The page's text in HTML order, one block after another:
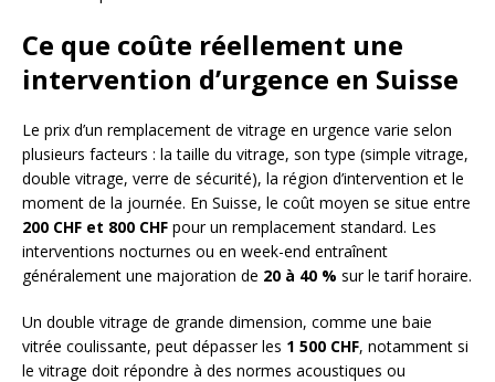
Ce que coûte réellement une
intervention d’urgence en Suisse
Le prix d’un remplacement de vitrage en urgence varie selon
plusieurs facteurs : la taille du vitrage, son type (simple vitrage,
double vitrage, verre de sécurité), la région d’intervention et le
moment de la journée. En Suisse, le coût moyen se situe entre
200 CHF et 800 CHF pour un remplacement standard. Les
interventions nocturnes ou en week-end entraînent
généralement une majoration de 20 à 40 % sur le tarif horaire.
Un double vitrage de grande dimension, comme une baie
vitrée coulissante, peut dépasser les 1 500 CHF, notamment si
le vitrage doit répondre à des normes acoustiques ou